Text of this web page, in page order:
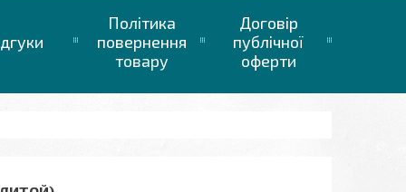
Політика
повернення
товару
Договір
публічної
оферти